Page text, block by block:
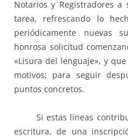
Notarios y Registradores
tarea, refrescando lo
periódicamente nuevas
honrosa solicitud
«Lisura del lenguaje», y
motivos; para seguir
puntos concretos.
Si estas líneas
escritura, de una